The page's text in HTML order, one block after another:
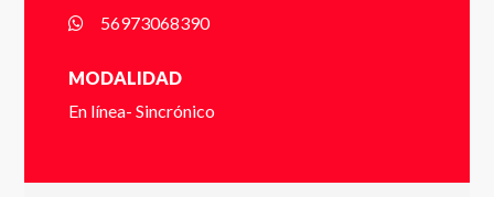
56973068390
MODALIDAD
En línea- Sincrónico
* campos obligatorios
Nombre *